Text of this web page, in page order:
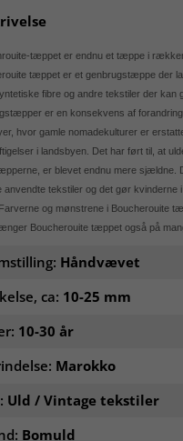
tæppet er endnu et tæppe i
tæppet er et genbrugstæppe der
fibre og andre tekstiler der
er en konsekvens af
hvor gamle nomadekulturer er
i landsbyen. Det har ført til, at
er blevet endnu mere sjældne.
anvendte tekstiler og det gør
og mønstrene i Boucherouite
Boucherouite tæppet også på
Håndvævet
ca: 10-25 mm
10-30 år
Marokko
Uld / Vintage tekstiler
Bomuld